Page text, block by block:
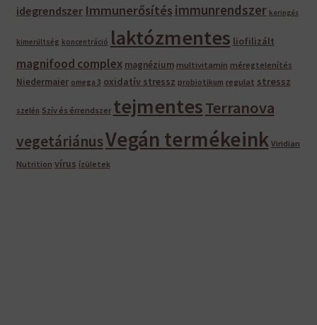
idegrendszer Immunerősítés immunrendszer keringés
kimerültség koncentráció laktózmentes liofilizált
magnifood complex magnézium multivitamin méregtelenítés
Niedermaier omega 3 oxidatív stressz probiotikum regulat stressz
szelén Szív és érrendszer tejmentesTerranova
vegetáriánusVegán termékeink Viridian
Nutrition vírus ízületek